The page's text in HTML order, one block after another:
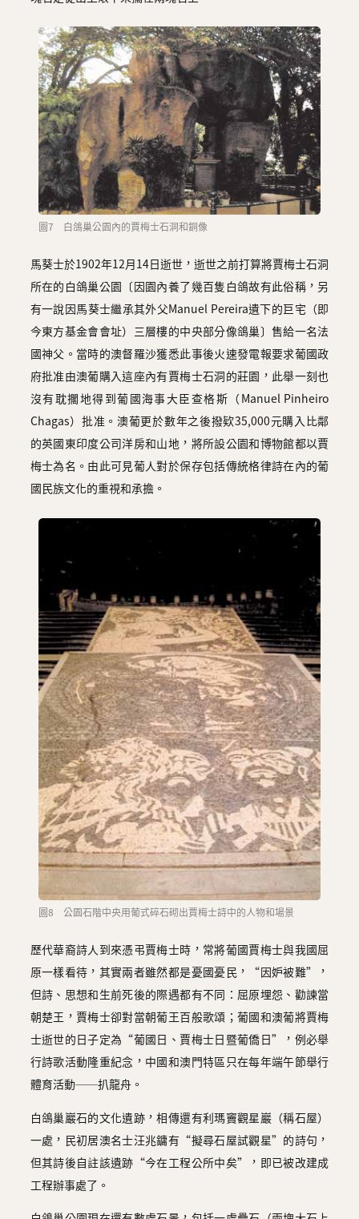
圖7 白鴿巢公園內的賈梅士石洞和銅像
馬葵士於1902年12月14日逝世，逝世之前打算將賈梅士石洞
所在的白鴿巢公園〔因園內養了幾百隻白鴿故有此俗稱，另
有一說因馬葵士繼承其外父Manuel Pereira遺下的巨宅（即
今東方基金會會址）三層樓的中央部分像鴿巢〕售給一名法
國神父。當時的澳督羅沙獲悉此事後火速發電報要求葡國政
府批准由澳葡購入這座內有賈梅士石洞的莊園，此舉一刻也
沒有耽擱地得到葡國海事大臣查格斯（Manuel Pinheiro
Chagas）批准。澳葡更於數年之後撥欵35,000元購入比鄰
的英國東印度公司洋房和山地，將所設公園和博物館都以賈
梅士為名。由此可見葡人對於保存包括傳統格律詩在內的葡
國民族文化的重視和承擔。
圖8 公園石階中央用葡式碎石砌出賈梅士詩中的人物和場景
歷代華裔詩人到來憑弔賈梅士時，常將葡國賈梅士與我國屈
原一樣看待，其實兩者雖然都是憂國憂民，“因妒被難”，
但詩、思想和生前死後的際遇都有不同：屈原埋怨、勸諫當
朝楚王，賈梅士卻對當朝葡王百般歌頌；葡國和澳葡將賈梅
士逝世的日子定為“葡國日、賈梅士日暨葡僑日”，例必舉
行詩歌活動隆重紀念，中國和澳門特區只在每年端午節舉行
體育活動──扒龍舟。
白鴿巢巖石的文化遺跡，相傳還有利瑪竇觀星巖（稱石屋）
一處，民初居澳名士汪兆鏞有“擬尋石屋試觀星”的詩句，
但其詩後自註該遺跡“今在工程公所中矣”，即已被改建成
工程辦事處了。